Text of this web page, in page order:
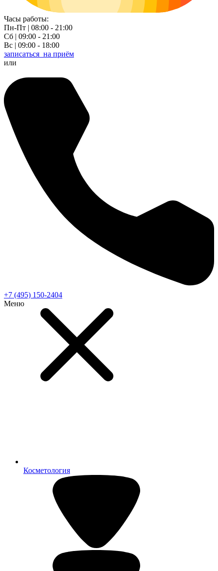
Часы работы:
Пн-Пт | 08:00 - 21:00
Сб | 09:00 - 21:00
Вс | 09:00 - 18:00
записаться на приём
или
+7 (495) 150-2404
Меню
Косметология